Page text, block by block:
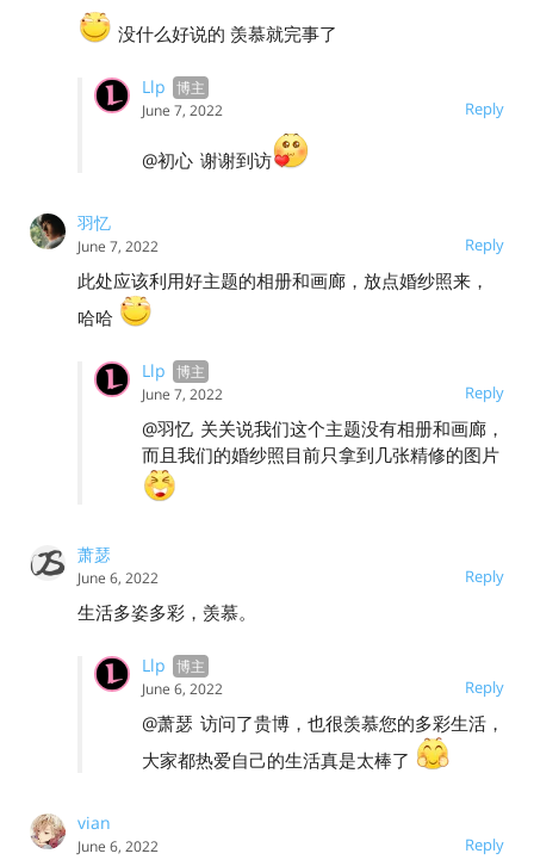
没什么好说的 羡慕就完事了
Llp
Reply
June 7, 2022
@初心 谢谢到访
羽忆
Reply
June 7, 2022
此处应该利用好主题的相册和画廊，放点婚纱照来，
哈哈
Llp
Reply
June 7, 2022
@羽忆 关关说我们这个主题没有相册和画廊，
而且我们的婚纱照目前只拿到几张精修的图片
萧瑟
Reply
June 6, 2022
生活多姿多彩，羡慕。
Llp
Reply
June 6, 2022
@萧瑟 访问了贵博，也很羡慕您的多彩生活，
大家都热爱自己的生活真是太棒了
vian
Reply
June 6, 2022